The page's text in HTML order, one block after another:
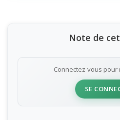
Note de
Connectez-vous pour
SE